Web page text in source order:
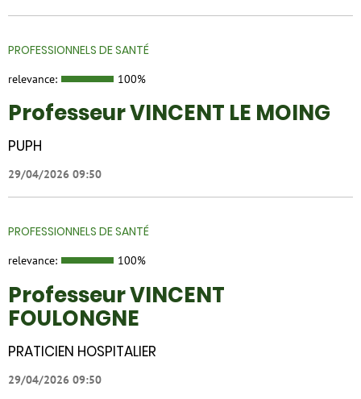
PROFESSIONNELS DE SANTÉ
relevance: 100%
Professeur VINCENT LE MOING
PUPH
29/04/2026 09:50
PROFESSIONNELS DE SANTÉ
relevance: 100%
Professeur VINCENT
FOULONGNE
PRATICIEN HOSPITALIER
29/04/2026 09:50